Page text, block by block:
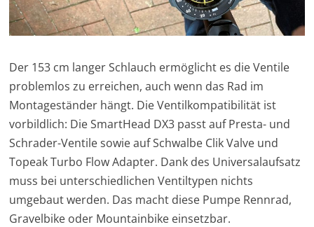
Der 153 cm langer Schlauch ermöglicht es die Ventile
problemlos zu erreichen, auch wenn das Rad im
Montageständer hängt. Die Ventilkompatibilität ist
vorbildlich: Die SmartHead DX3 passt auf Presta- und
Schrader-Ventile sowie auf Schwalbe Clik Valve und
Topeak Turbo Flow Adapter. Dank des Universalaufsatz
muss bei unterschiedlichen Ventiltypen nichts
umgebaut werden. Das macht diese Pumpe Rennrad,
Gravelbike oder Mountainbike einsetzbar.